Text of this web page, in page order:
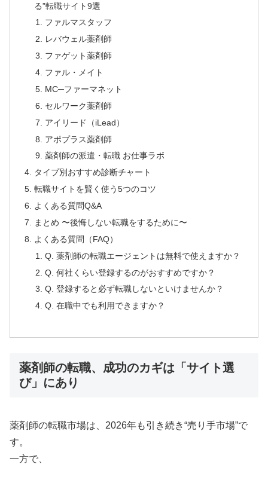
る”転職サイト9選
ファルマスタッフ
レバウェル薬剤師
ファゲット薬剤師
ファル・メイト
MC─ファーマネット
セルワーク薬剤師
アイリード（iLead）
アポプラス薬剤師
薬剤師の派遣・転職 お仕事ラボ
タイプ別おすすめ診断チャート
転職サイトを賢く使う5つのコツ
よくある質問Q&A
まとめ 〜後悔しない転職をするために〜
よくある質問（FAQ）
Q. 薬剤師の転職エージェントは無料で使えますか？
Q. 何社くらい登録するのがおすすめですか？
Q. 登録すると必ず転職しないといけませんか？
Q. 在職中でも利用できますか？
薬剤師の転職、成功のカギは「サイト選
び」にあり
薬剤師の転職市場は、2026年も引き続き“売り手市場”で
す。
一方で、